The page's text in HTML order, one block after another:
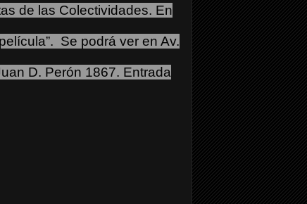
de las Colectividades. En
Se podrá ver en Av.
D. Perón 1867. Entrada